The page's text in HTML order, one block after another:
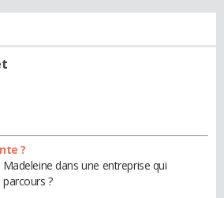
?
dans une entreprise qui
?